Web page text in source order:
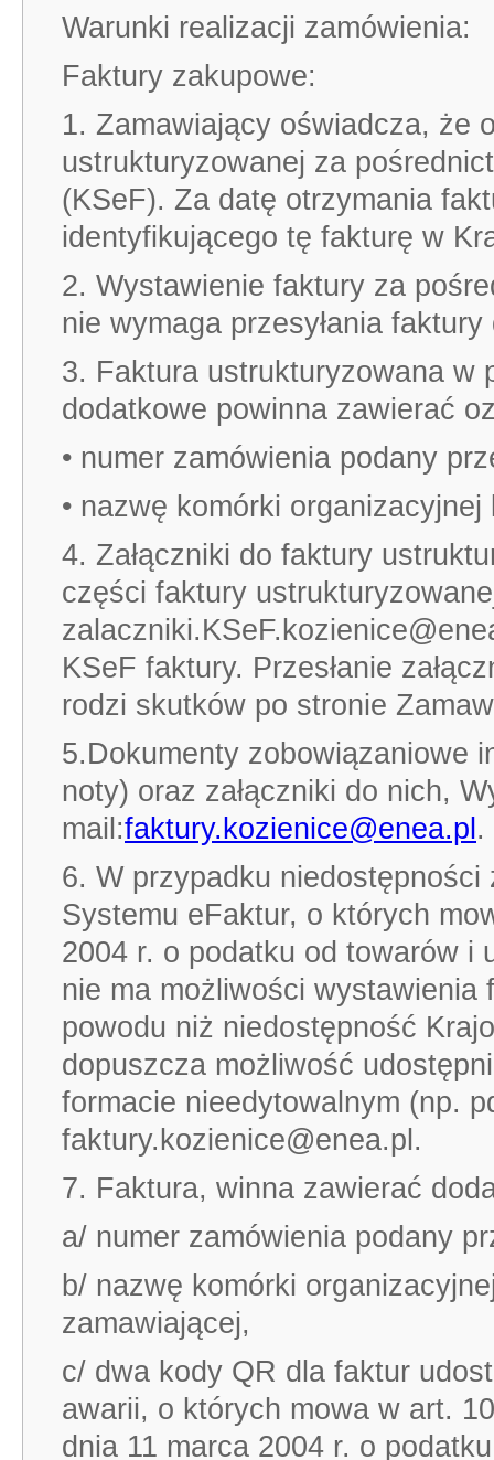
Warunki realizacji zamówienia:
Faktury zakupowe:
1. Zamawiający oświadcza, że
ustrukturyzowanej za
(KSeF). Za datę otrzymania
identyfikującego tę fakturę w
2. Wystawienie faktury za
nie wymaga przesyłania
3. Faktura ustrukturyzowana w
dodatkowe powinna zawierać
• numer zamówienia podany
• nazwę komórki
4. Załączniki do faktury
części faktury
KSeF faktury. Przesłanie
rodzi skutków po stronie
5.Dokumenty zobowiązaniowe
noty) oraz załączniki do nich,
mail:faktury.kozienice@enea.pl .
6. W przypadku
Systemu eFaktur, o których
2004 r. o podatku od towarów i
nie ma możliwości
powodu niż niedostępność
dopuszcza możliwość
formacie nieedytowalnym (np.
faktury.kozienice@enea.pl.
7. Faktura, winna zawierać
a/ numer zamówienia podany
b/ nazwę komórki
zamawiającej,
c/ dwa kody QR dla faktur
awarii, o których mowa w art.
dnia 11 marca 2004 r. o